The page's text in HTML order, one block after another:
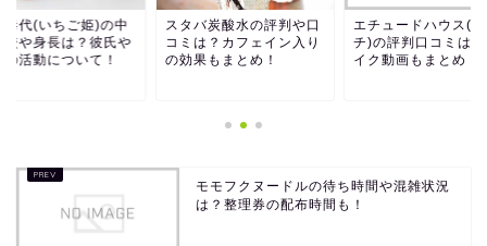
恭代(いちご姫)の中
校や身長は？彼氏や
の活動について！
スタバ炭酸水の評判や口
コミは？カフェイン入り
の効果もまとめ！
エチュードハウス(
チ)の評判口コミは
イク動画もまとめ！
モモフクヌードルの待ち時間や混雑状況
は？整理券の配布時間も！